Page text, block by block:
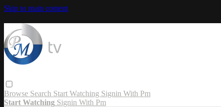
Skip to main content
Browse Search Start Watching Signin With Pm
Start Watching Signin With Pm